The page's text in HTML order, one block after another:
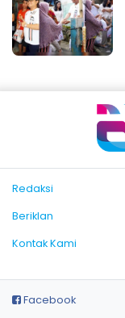
Redaksi
Beriklan
Kontak Kami
Facebook